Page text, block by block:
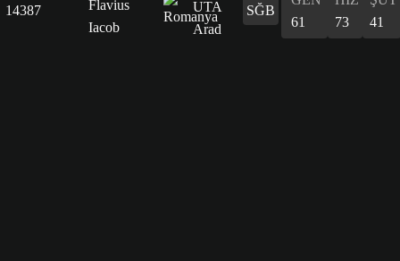
14387
Flavius
Iacob
SĞB
61
73
41